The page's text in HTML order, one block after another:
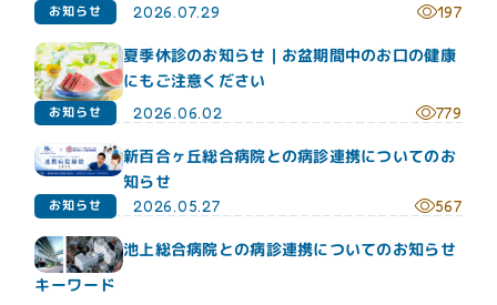
お知らせ 2026.07.29 197
夏季休診のお知らせ｜お盆期間中のお口の健康
にもご注意ください
お知らせ 2026.06.02 779
新百合ヶ丘総合病院との病診連携についてのお
知らせ
お知らせ 2026.05.27 567
池上総合病院との病診連携についてのお知らせ
キーワード